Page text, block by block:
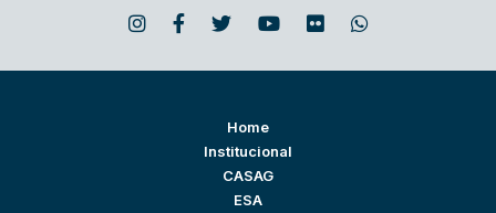
Home
Institucional
CASAG
ESA